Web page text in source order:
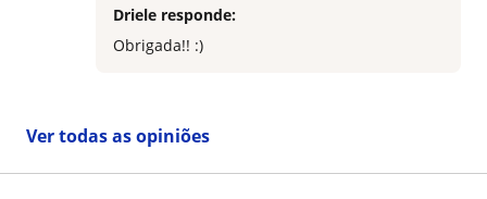
Driele responde:
Obrigada!! :)
Ver todas as opiniões